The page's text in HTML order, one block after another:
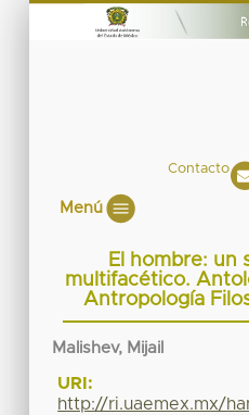
Contacto
Menú
El hombre: un
multifacético.
Antropología
Malishev, Mijail
URI:
http://ri.uaemex.mx/